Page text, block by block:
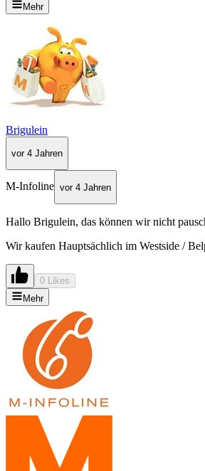
Mehr
Brigulein
vor 4 Jahren
M-Infoline vor 4 Jahren
Hallo Brigulein, das können wir nicht
Wir kaufen Hauptsächlich im Westside /
0 Likes
Mehr